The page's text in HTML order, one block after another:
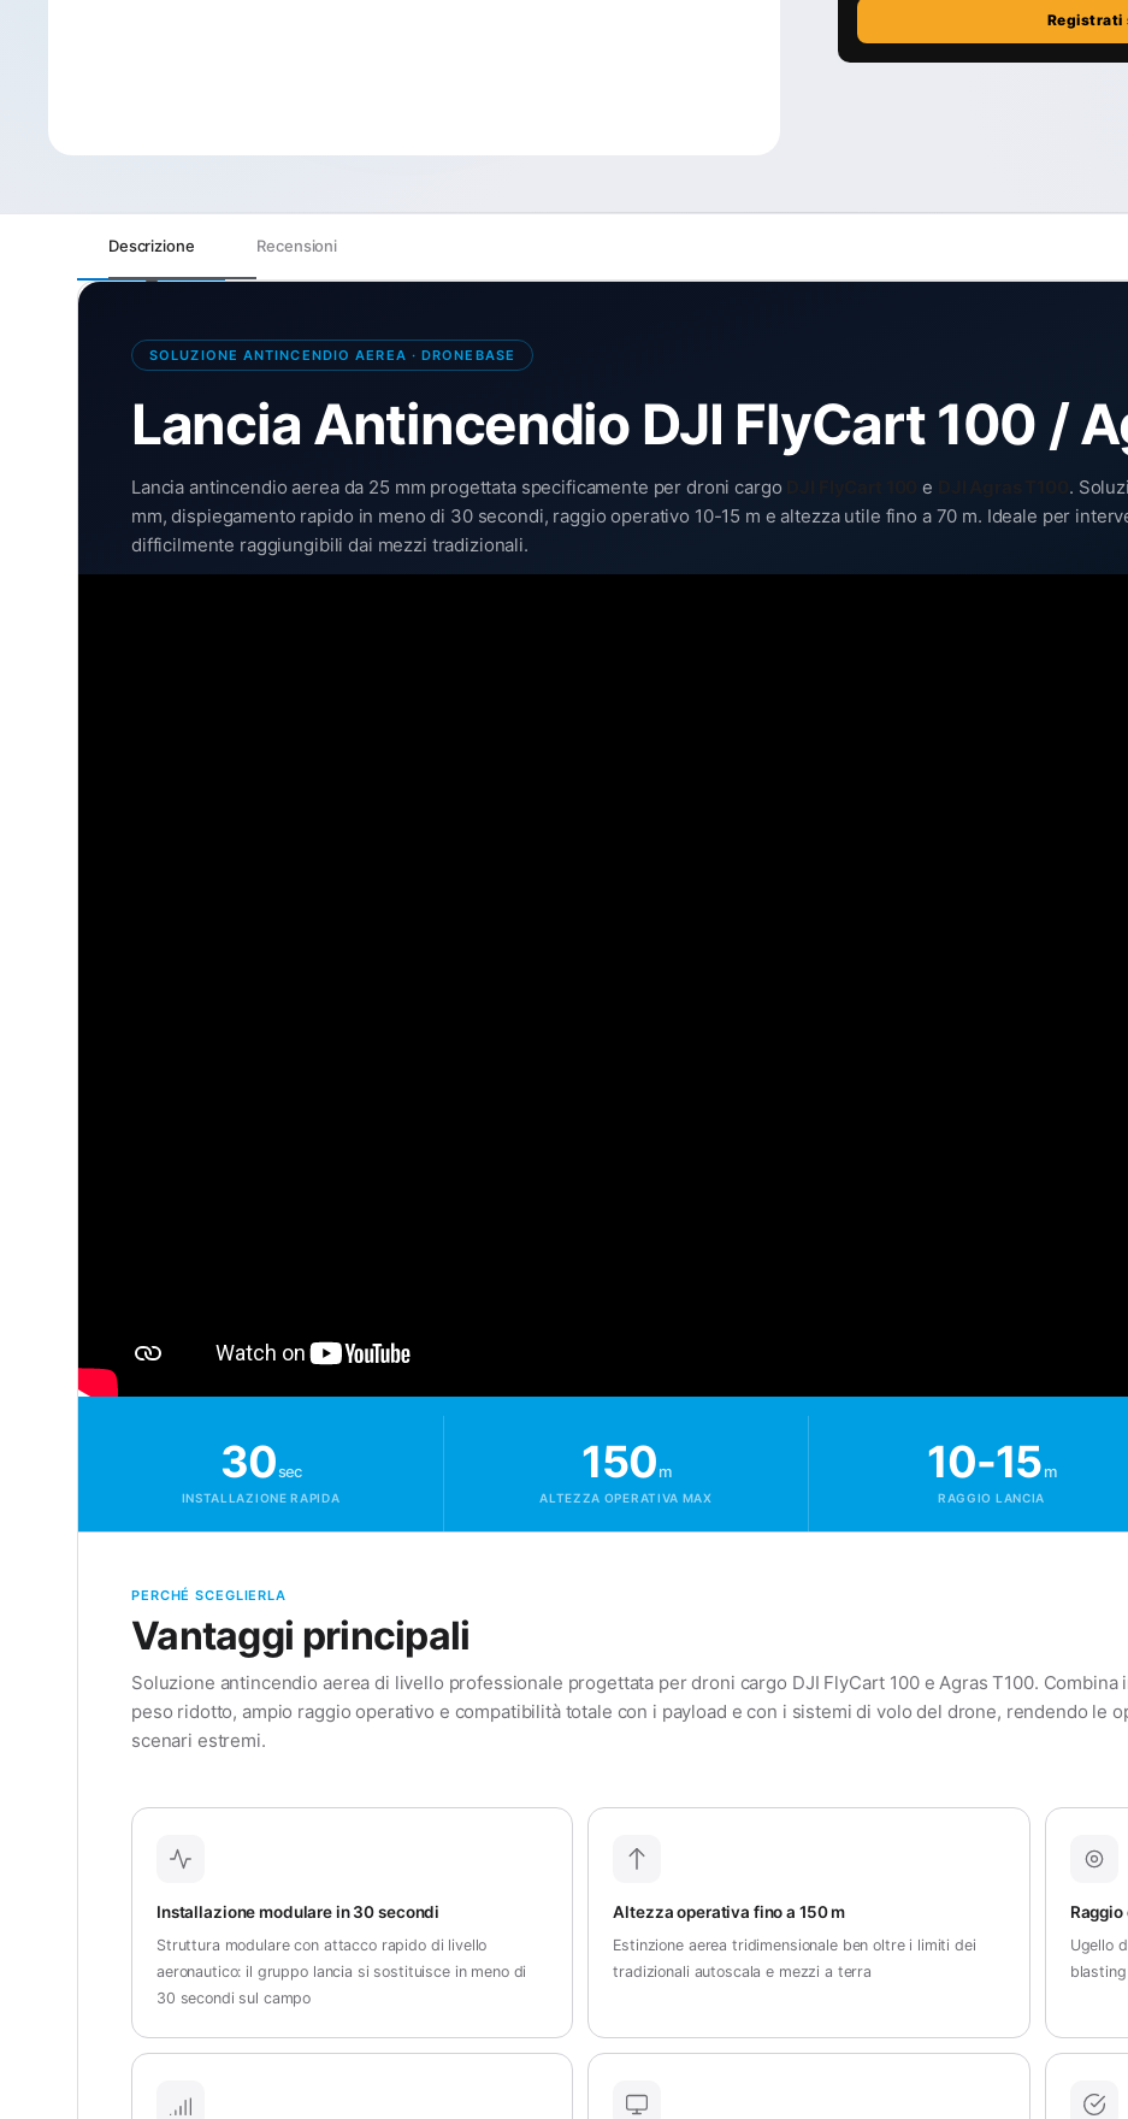
Registrati
Descrizione Recensioni
SOLUZIONE ANTINCENDIO AEREA · DRONEBASE
Lancia Antincendio DJI FlyCart 100 /
Lancia antincendio aerea da 25 mm progettata specificamente per droni cargo e
.
mm, dispiegamento rapido in meno di 30 secondi, raggio operativo 10-15 m e altezza utile fino a 70 m. Ideale per
difficilmente raggiungibili dai mezzi tradizionali.
30sec
INSTALLAZIONE RAPIDA
150m
ALTEZZA OPERATIVA MAX
10-15m
RAGGIO LANCIA
PERCHÉ SCEGLIERLA
Vantaggi principali
Soluzione antincendio aerea di livello professionale progettata per droni cargo DJI FlyCart 100 e Agras T100.
peso ridotto, ampio raggio operativo e compatibilità totale con i payload e con i sistemi di volo del drone, rendendo le
scenari estremi.
Installazione modulare in 30 secondi
Struttura modulare con attacco rapido di livello
aeronautico: il gruppo lancia si sostituisce in meno di
30 secondi sul campo
Altezza operativa fino a 150 m
Estinzione aerea tridimensionale ben oltre i limiti dei
tradizionali autoscala e mezzi a terra
Ugello